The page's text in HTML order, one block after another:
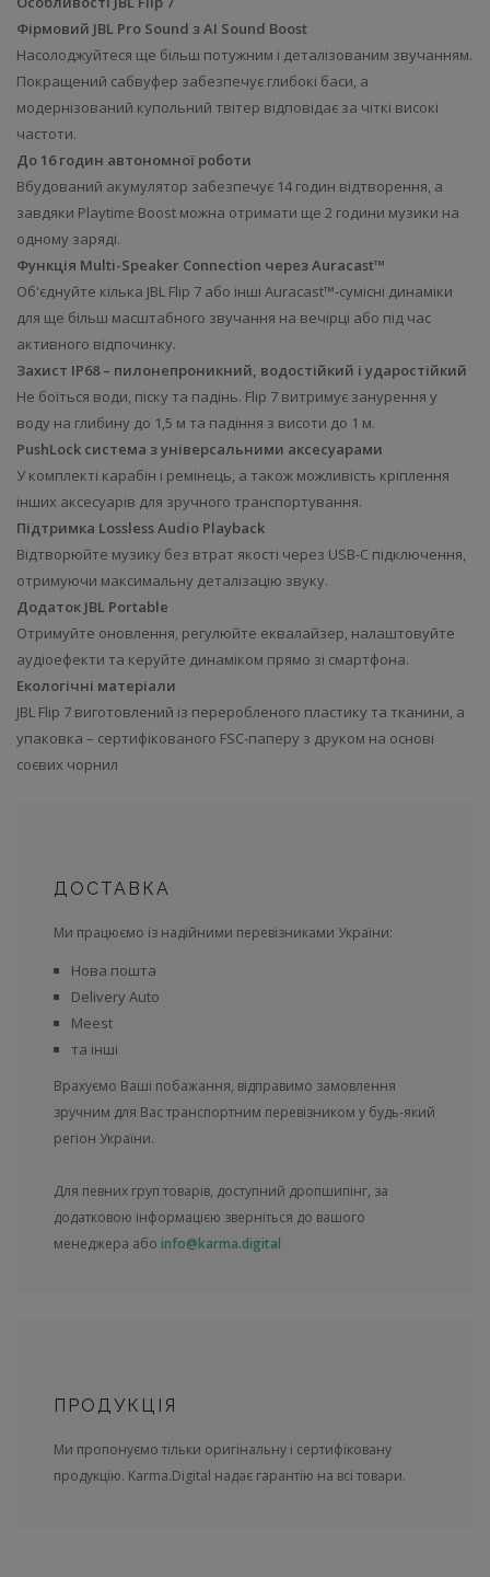
Фірмовий JBL Pro Sound з AI Sound Boost
Насолоджуйтеся ще більш потужним і деталізованим звучанням.
Покращений сабвуфер забезпечує глибокі баси, а
модернізований купольний твітер відповідає за чіткі високі
частоти.
До 16 годин автономної роботи
Вбудований акумулятор забезпечує 14 годин відтворення, а
завдяки Playtime Boost можна отримати ще 2 години музики на
одному заряді.
Функція Multi-Speaker Connection через Auracast™
Об'єднуйте кілька JBL Flip 7 або інші Auracast™-сумісні динаміки
для ще більш масштабного звучання на вечірці або під час
активного відпочинку.
Захист IP68 – пилонепроникний, водостійкий і ударостійкий
Не боїться води, піску та падінь. Flip 7 витримує занурення у
воду на глибину до 1,5 м та падіння з висоти до 1 м.
PushLock система з універсальними аксесуарами
У комплекті карабін і ремінець, а також можливість кріплення
інших аксесуарів для зручного транспортування.
Підтримка Lossless Audio Playback
Відтворюйте музику без втрат якості через USB-C підключення,
отримуючи максимальну деталізацію звуку.
Додаток JBL Portable
Отримуйте оновлення, регулюйте еквалайзер, налаштовуйте
аудіоефекти та керуйте динаміком прямо зі смартфона.
Екологічні матеріали
JBL Flip 7 виготовлений із переробленого пластику та тканини, а
упаковка – сертифікованого FSC-паперу з друком на основі
соєвих чорнил
ДОСТАВКА
Ми працюємо із надійними перевізниками України:
Нова пошта
Delivery Auto
Meest
та інші
Врахуємо Ваші побажання, відправимо замовлення
зручним для Вас транспортним перевізником у будь-який
регіон України.
Для певних груп товарів, доступний дропшипінг, за
додатковою інформацією зверніться до вашого
менеджера або info@karma.digital
ПРОДУКЦІЯ
Ми пропонуємо тільки оригінальну і сертифіковану
продукцію. Karma.Digital надає гарантію на всі товари.